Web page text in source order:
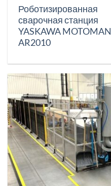
Роботизированная
сварочная станция
YASKAWA MOTOMAN
AR2010